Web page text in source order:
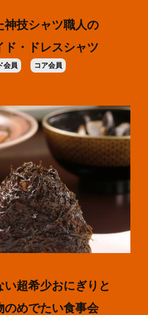
神技シャツ職人の
ド・ドレスシャツ
会員 コア会員
い超希少おにぎりと
のめでたい食事会